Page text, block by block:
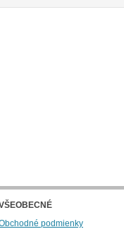
podmienky